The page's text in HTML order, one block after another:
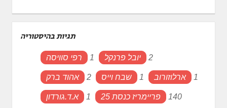
תגיות בהיסטוריה
רפי סוויסה 1 יובל פרנקל 2
אהוד ברק 2 שבח וייס 1 ארלוזורוב 1
א.ד.גורדון 1 פריימריז כנסת 25 140